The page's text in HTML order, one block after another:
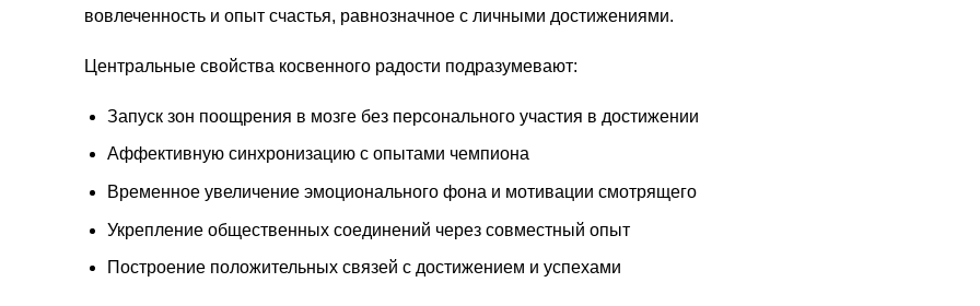
вовлеченность и опыт счастья, равнозначное с личными достижениями.
Центральные свойства косвенного радости подразумевают:
Запуск зон поощрения в мозге без персонального участия в достижении
Аффективную синхронизацию с опытами чемпиона
Временное увеличение эмоционального фона и мотивации смотрящего
Укрепление общественных соединений через совместный опыт
Построение положительных связей с достижением и успехами